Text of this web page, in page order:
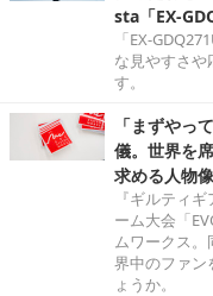
sta「EX-
「EX-
な見やすさや
す。
「まずやっ
儀。世界を
求める人物
『ギルティ
ーム大会「
ムワークス
界中のファン
ょうか。